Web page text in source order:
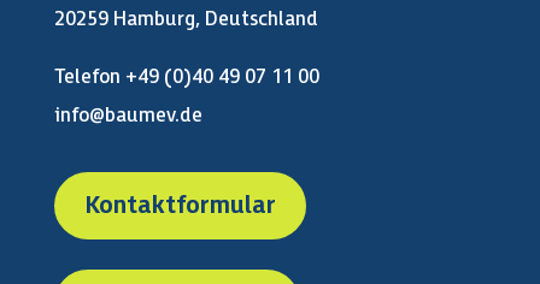
20259 Hamburg, Deutschland
Telefon +49 (0)40 49 07 11 00
info@baumev.de
Kontaktformular